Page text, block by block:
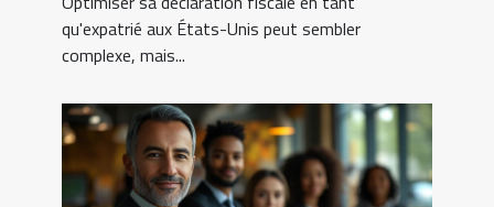
qu'expatrié aux États-Unis peut sembler
complexe, mais...